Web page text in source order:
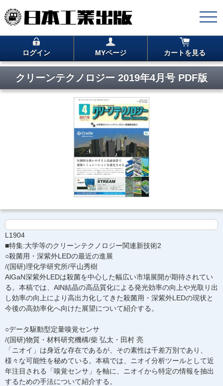
ログイン MYページ カートを見る
クリーンテクノロジー 2019年4月号 PDF版
L1904
■特集:大学等のクリーンテクノロジー関連新技術2
○殺菌用・深紫外LEDの最近の進展
/(国研)理化学研究所/平山秀樹
AlGaN深紫外LEDは殺菌を中心した幅広い市場展開が期待されてい
る。本稿では、AlN結晶の高品質化による発光効率の向上や光取り出
し効率の向上により高出力化してきた殺菌用・深紫外LEDの現状と
今後の高効率化へ向けた展望について紹介する。
○データ駆動型定量嗅覚センサ
/(国研)物質・材料研究機構/柴 弘太・田村 亮
「ニオイ」は身近な存在であるが、その素性は千差万別であり、
様々な可能性を秘めている。本稿では、ニオイ分析ツールとして近
年注目される「嗅覚センサ」を軸に、ニオイから特定の情報を抽出
するための手法について紹介する。